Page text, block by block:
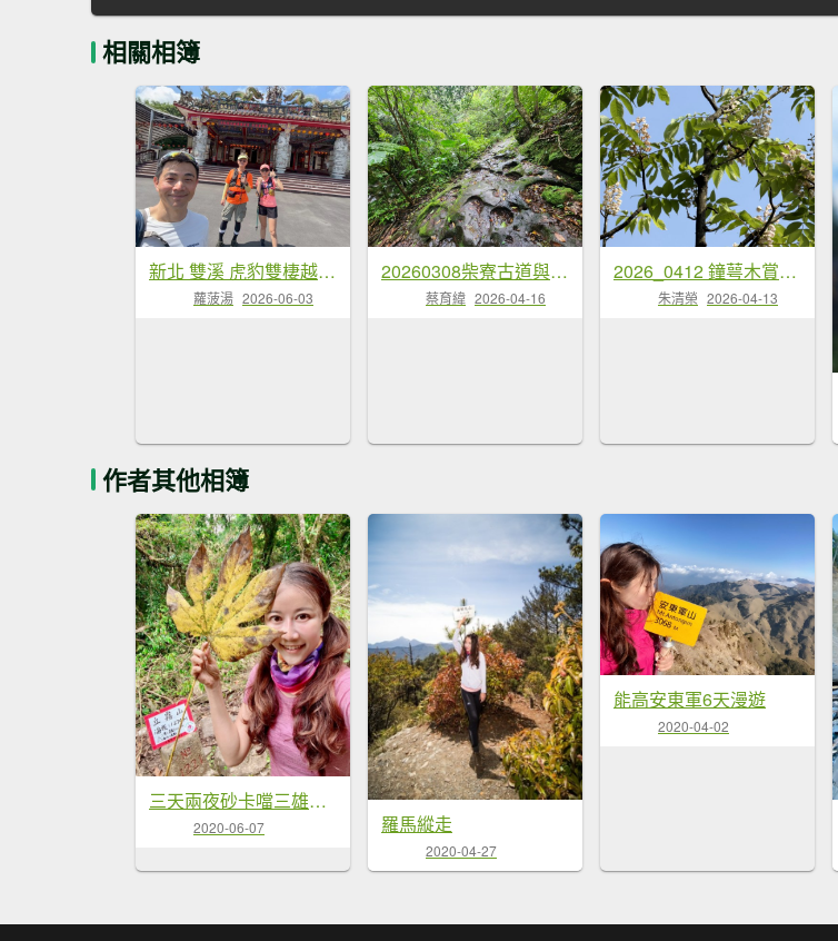
相關相簿
新北 雙溪 虎豹雙棲越野17K探路
蘿菠湯 2026-06-03
20260308柴寮古道與中坑古道
蔡育緯 2026-04-16
2026_0412 鐘萼木賞花 - 淡蘭國寶樹
朱清榮 2026-04-13
作者其他相簿
三天兩夜砂卡噹三雄之D1 立霧山
2020-06-07 羅馬縱走
2020-04-27
能高安東軍6天漫遊
2020-04-02